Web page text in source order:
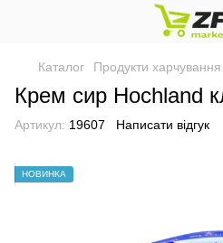
Каталог Продукти
Крем сир Hochland
Артикул: 19607 Написати відгук
НОВИНКА